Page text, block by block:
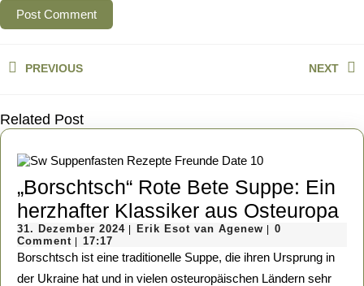
PREVIOUS
post:
NEXT
Related Post
„Borschtsch“ Rote Bete Suppe: Ein
herzhafter Klassiker aus Osteuropa
31. Dezember 202431.
2024
Erik Esot van Agenew Erik
van
Agenew
0
Comment
17:17
Borschtsch ist eine traditionelle Suppe, die ihren Ursprung in
der Ukraine hat und in vielen osteuropäischen Ländern sehr